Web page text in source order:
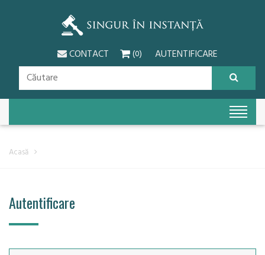
CONTACT (0) AUTENTIFICARE
Acasă
Autentificare